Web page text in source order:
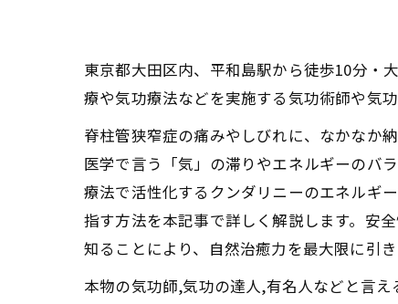
東京都大田区内、平和島駅から徒歩10分・
療や気功療法などを実施する気功術師や気
脊柱管狭窄症の痛みやしびれに、なかなか
医学で言う「気」の滞りやエネルギーのバ
療法で活性化するクンダリニーのエネルギ
指す方法を本記事で詳しく解説します。安
知ることにより、自然治癒力を最大限に引
本物の気功師,気功の達人,有名人などと言